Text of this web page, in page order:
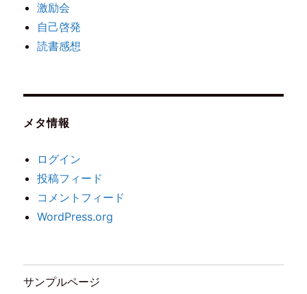
激励会
自己啓発
読書感想
メタ情報
ログイン
投稿フィード
コメントフィード
WordPress.org
サンプルページ